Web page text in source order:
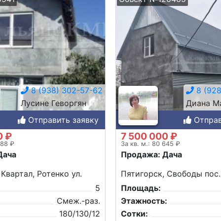
8 (938) 302-57-62
Лусине Геворгян
Отправить заявку
₽
₽
Ротенко ул.
5
Смеж.-раз.
180/130/12
8
Диана
7 500 000 ₽
За кв. м.: 80 645 ₽
Продажа: Дача
Пятигорск, Свободы
Площадь:
Этажность:
Сотки: